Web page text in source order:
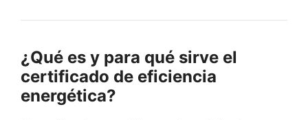
¿Qué es y para qué sirve el
certificado de eficiencia
energética?